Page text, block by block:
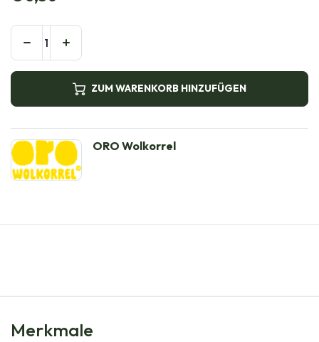
ZUM WARENKORB HINZUFÜGEN
ORO Wolkorrel
Merkmale